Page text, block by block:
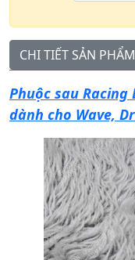
CHI TIẾT SẢN PHẨM
Phuộc sau Racing
dành cho Wave,